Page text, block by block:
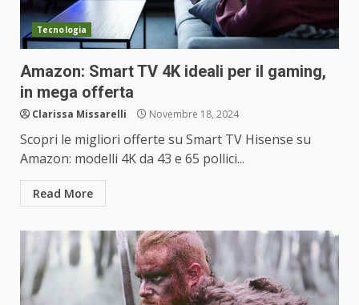
Tecnologia
Amazon: Smart TV 4K ideali per il gaming,
in mega offerta
Clarissa Missarelli Novembre 18, 2024
Scopri le migliori offerte su Smart TV Hisense su
Amazon: modelli 4K da 43 e 65 pollici...
Read More